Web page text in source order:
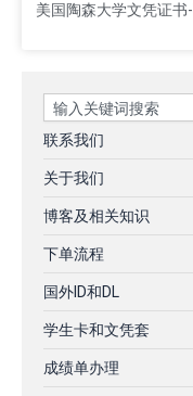
美国陶森大学文凭证
Search
联系我们
关于我们
博客及相关知识
下单流程
国外ID和DL
学生卡和文凭套
成绩单办理